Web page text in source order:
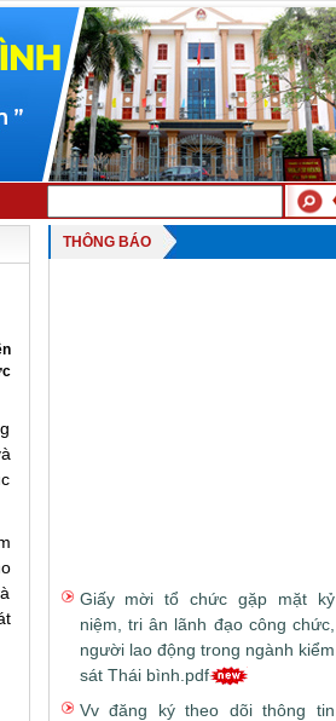
THÔNG BÁO
niệm, tri ân lãnh đạo công chức,
người lao động trong ngành kiểm
sát Thái bình.pdf
Vv đăng ký theo dõi thông tin
kênh ZALO official Account Bình